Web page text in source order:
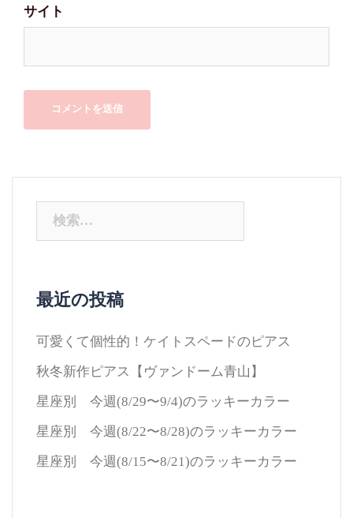
サイト
最近の投稿
可愛くて個性的！ケイトスペードのピアス
秋冬新作ピアス【ヴァンドーム青山】
星座別 今週(8/29〜9/4)のラッキーカラー
星座別 今週(8/22〜8/28)のラッキーカラー
星座別 今週(8/15〜8/21)のラッキーカラー